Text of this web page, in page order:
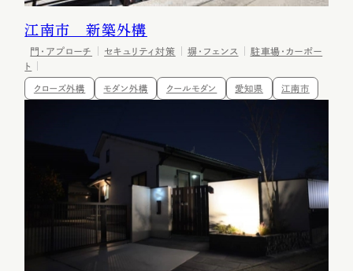
江南市 新築外構
門・アプローチ セキュリティ対策 塀・フェンス
駐車場・カーポー
ト
クローズ外構 モダン外構 クールモダン 愛知県 江南市